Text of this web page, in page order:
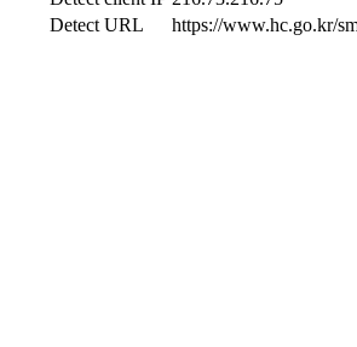
Detect URL
https://www.hc.go.kr/